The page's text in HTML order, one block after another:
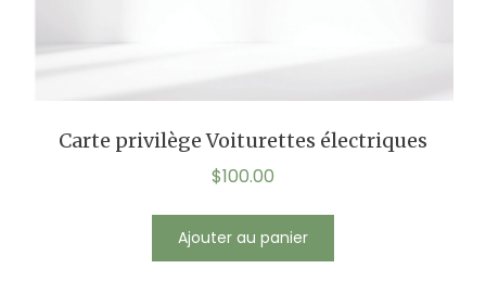
Carte privilège Voiturettes électriques
$100.00
Ajouter au panier